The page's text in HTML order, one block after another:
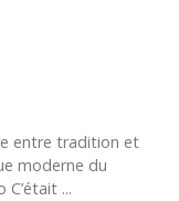
entre tradition et
moderne du
...